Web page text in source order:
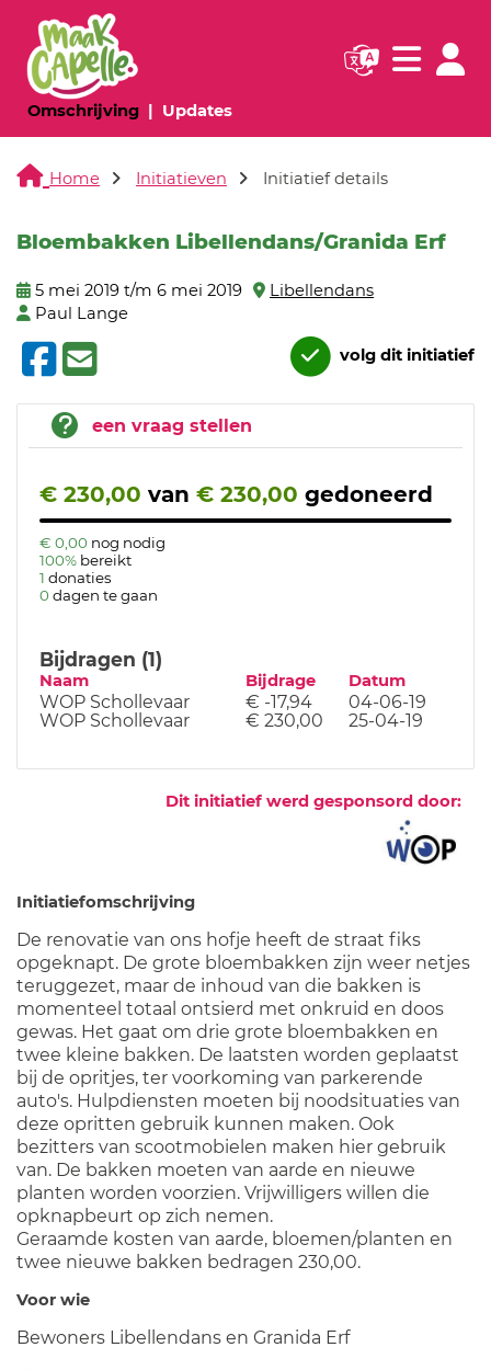
Omschrijving(huidige pagina)
Updates(huidige pagina)
Navigatie
Home Initiatieven Initiatief details
Bloembakken Libellendans/Granida Erf
5 mei 2019 t/m 6 mei 2019
Libellendans
Paul Lange
volg dit initiatief
een vraag stellen
€ 230,00 van € 230,00 gedoneerd
€ 0,00 nog nodig
100% bereikt
1 donaties
0 dagen te gaan
Bijdragen (1)
Naam Bijdrage Datum
WOP Schollevaar € -17,94
04-06-19
WOP Schollevaar
€ 230,00 25-04-19
Dit initiatief werd gesponsord door:
Initiatiefomschrijving
De renovatie van ons hofje heeft de straat fiks
opgeknapt. De grote bloembakken zijn weer netjes
teruggezet, maar de inhoud van die bakken is
momenteel totaal ontsierd met onkruid en doos
gewas. Het gaat om drie grote bloembakken en
twee kleine bakken. De laatsten worden geplaatst
bij de opritjes, ter voorkoming van parkerende
auto's. Hulpdiensten moeten bij noodsituaties van
deze opritten gebruik kunnen maken. Ook
bezitters van scootmobielen maken hier gebruik
van. De bakken moeten van aarde en nieuwe
planten worden voorzien. Vrijwilligers willen die
opknapbeurt op zich nemen.
Geraamde kosten van aarde, bloemen/planten en
twee nieuwe bakken bedragen 230,00.
Voor wie
Bewoners Libellendans en Granida Erf